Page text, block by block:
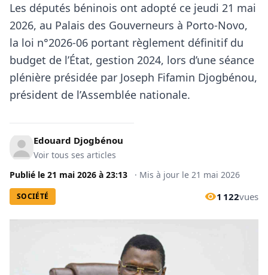
Les députés béninois ont adopté ce jeudi 21 mai
2026, au Palais des Gouverneurs à Porto‑Novo,
la loi n°2026‑06 portant règlement définitif du
budget de l’État, gestion 2024, lors d’une séance
plénière présidée par Joseph Fifamin Djogbénou,
président de l’Assemblée nationale.
Edouard Djogbénou
Voir tous ses articles
Publié le 21 mai 2026 à 23:13 · Mis à jour le 21 mai 2026
SOCIÉTÉ 1 122vues